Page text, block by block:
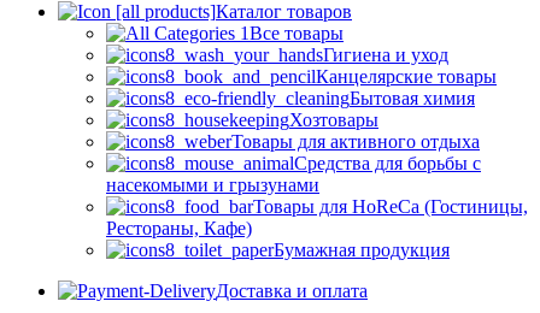
Каталог товаров
Все товары
Гигиена и уход
Канцелярские товары
Бытовая химия
Хозтовары
Товары для активного отдыха
Средства для борьбы с
насекомыми и грызунами
Товары для HoReCa (Гостиницы,
Рестораны, Кафе)
Бумажная продукция
Доставка и оплата